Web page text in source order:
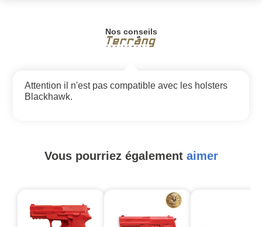
Nos conseils
Attention il n'est pas compatible avec les holsters
Blackhawk.
Vous pourriez également aimer